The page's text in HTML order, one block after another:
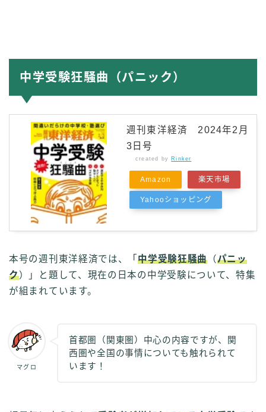
中学受験狂騒曲（パニック）
週刊東洋経済 2024年2月
3日号
created by Rinker
Amazon 楽天市場
Yahooショッピング
本号の週刊東洋経済では、「中学受験狂騒曲 （パニッ
ク）」と題して、現在の日本の中学受験について、特集
が組まれています。
マグロ
首都圏（関東圏）中心の内容ですが、関
西圏や全国の事情についても触れられて
います！